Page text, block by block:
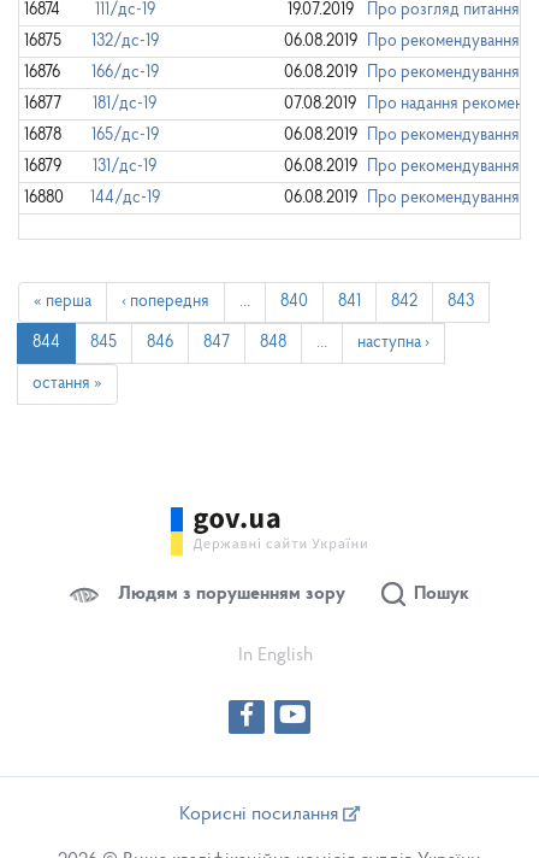
16874
111/дс-19 19.07.2019
Про розгляд питання
16875
132/дс-19 06.08.2019
Про рекомендування
16876
166/дс-19 06.08.2019
Про рекомендування
16877
181/дс-19 07.08.2019
Про надання
16878
165/дс-19 06.08.2019
Про рекомендування
16879
131/дс-19 06.08.2019
Про рекомендування
16880
144/дс-19 06.08.2019 Про рекомендування
« перша ‹ попередня … 840 841 842 843
844 845 846 847 848 … наступна ›
остання »
Людям з порушенням зору Пошук
In English
Корисні посилання